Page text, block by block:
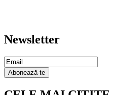
Newsletter
Email
Subscription
Abonează-te